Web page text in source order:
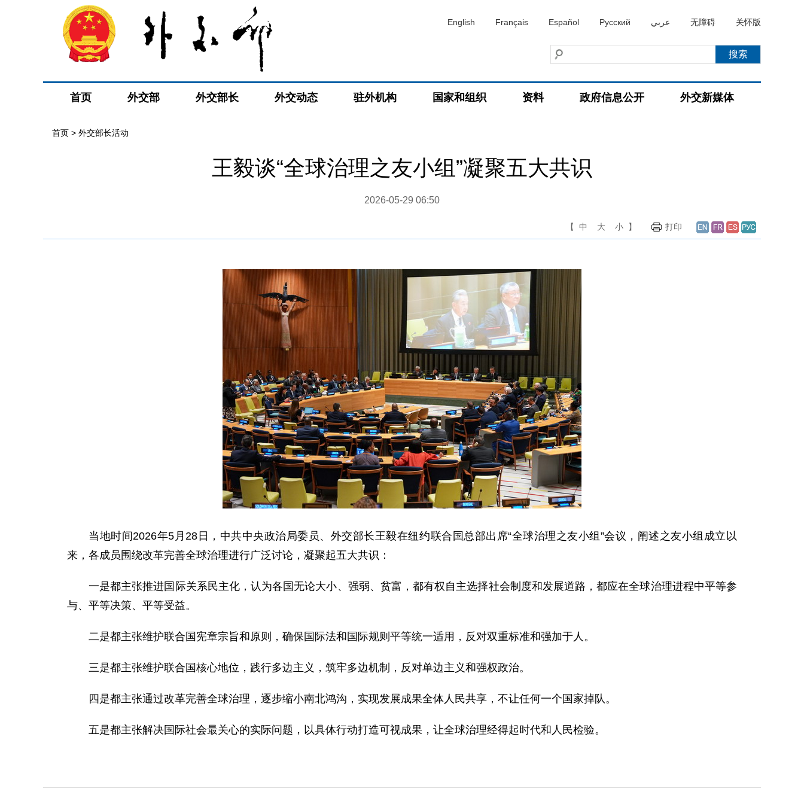
English Français Español Русский عربي 无障碍 关怀版
首页 外交部 外交部长 外交动态 驻外机构 国家和组织 资料 政府信息公开 外交新媒体
首页 > 外交部长活动
王毅谈“全球治理之友小组”凝聚五大共识
2026-05-29 06:50
【 中 大 小 】 打印
当地时间2026年5月28日，中共中央政治局委员、外交部长王毅在纽约联合国总部出席“全球治理之友小组”会议，阐述之友小组成立以
来，各成员围绕改革完善全球治理进行广泛讨论，凝聚起五大共识：
一是都主张推进国际关系民主化，认为各国无论大小、强弱、贫富，都有权自主选择社会制度和发展道路，都应在全球治理进程中平等参
与、平等决策、平等受益。
二是都主张维护联合国宪章宗旨和原则，确保国际法和国际规则平等统一适用，反对双重标准和强加于人。
三是都主张维护联合国核心地位，践行多边主义，筑牢多边机制，反对单边主义和强权政治。
四是都主张通过改革完善全球治理，逐步缩小南北鸿沟，实现发展成果全体人民共享，不让任何一个国家掉队。
五是都主张解决国际社会最关心的实际问题，以具体行动打造可视成果，让全球治理经得起时代和人民检验。